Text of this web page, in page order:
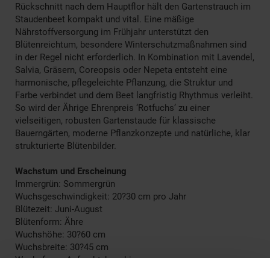
Rückschnitt nach dem Hauptflor hält den Gartenstrauch im
Staudenbeet kompakt und vital. Eine mäßige
Nährstoffversorgung im Frühjahr unterstützt den
Blütenreichtum, besondere Winterschutzmaßnahmen sind
in der Regel nicht erforderlich. In Kombination mit Lavendel,
Salvia, Gräsern, Coreopsis oder Nepeta entsteht eine
harmonische, pflegeleichte Pflanzung, die Struktur und
Farbe verbindet und dem Beet langfristig Rhythmus verleiht.
So wird der Ährige Ehrenpreis ‘Rotfuchs’ zu einer
vielseitigen, robusten Gartenstaude für klassische
Bauerngärten, moderne Pflanzkonzepte und natürliche, klar
strukturierte Blütenbilder.
Wachstum und Erscheinung
Immergrün: Sommergrün
Wuchsgeschwindigkeit: 20?30 cm pro Jahr
Blütezeit: Juni-August
Blütenform: Ähre
Wuchshöhe: 30?60 cm
Wuchsbreite: 30?45 cm